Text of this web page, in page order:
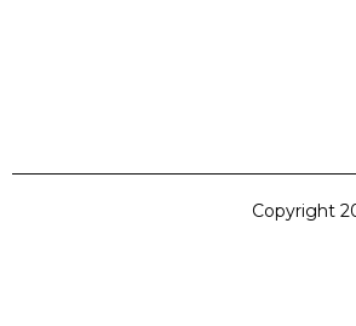
Copyright